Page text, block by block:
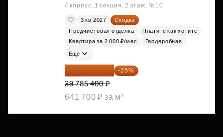
4 корпус, 1 секция, 2 этаж, №10
3 кв 2027
Скидка
Предчистовая отделка
Платите как хотите
Квартира за 2 000 ₽/мес
Гардеробная
Ещё
29 839 050 ₽ -25%
39 785 400 ₽
641 700 ₽ за м²